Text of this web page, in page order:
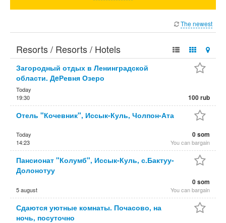
The newest
Resorts / Resorts / Hotels
Загородный отдых в Ленинградской
области. ДeРевня Озеро
Today
19:30
100 rub
Отель "Кочевник", Иссык-Куль, Чолпон-Ата
Today
14:23
0 som
You can bargain
Пансионат "Колумб", Иссык-Куль, с.Бактуу-
Долонотуу
5 august
0 som
You can bargain
Сдаются уютные комнаты. Почасово, на
ночь, посуточно